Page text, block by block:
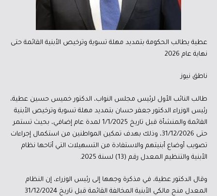
عطية يطالب الحكومة بتمديد مهلة تسوية وترخيص الأبنية القائمة حتى
نهاية عام 2026
ناطق نيوز
طالب النائب الأول لرئيس مجلس النواب، الدكتور خميس حسين عطية،
رئيس الوزراء الدكتور جعفر حسان بتمديد مهلة تسوية وترخيص الأبنية
القائمة والمنشأة قبل تاريخ 1/1/2025 لمدة عام إضافي، بحيث تستمر
حتى 31/12/2026، وذلك بهدف تمكين المواطنين من استكمال إجراءات
تصويب أوضاع أبنيتهم والاستفادة من التسهيلات التي أتاحها نظام
الأبنية والتنظيم المعدل رقم (13) لسنة 2025.
وقال الدكتور عطية، في مذكرة وجهها إلى رئيس الوزراء، إن النظام
المعدل منح مالكي الأبنية المخالفة القائمة قبل تاريخ 31/12/2024